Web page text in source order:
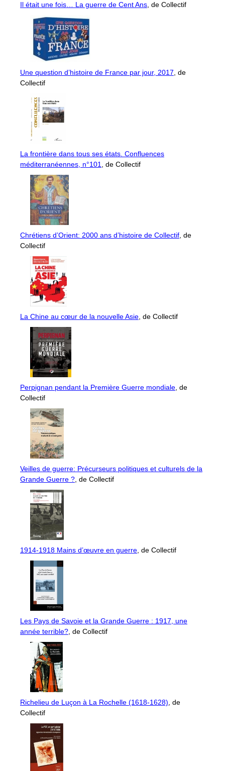
Il était une fois… La guerre de Cent Ans, de Collectif
Une question d’histoire de France par jour, 2017, de
Collectif
La frontière dans tous ses états. Confluences
méditerranéennes, n°101, de Collectif
Chrétiens d’Orient: 2000 ans d’histoire de Collectif, de
Collectif
La Chine au cœur de la nouvelle Asie, de Collectif
Perpignan pendant la Première Guerre mondiale, de
Collectif
Veilles de guerre: Précurseurs politiques et culturels de la
Grande Guerre ?, de Collectif
1914-1918 Mains d’œuvre en guerre, de Collectif
Les Pays de Savoie et la Grande Guerre : 1917, une
année terrible?, de Collectif
Richelieu de Luçon à La Rochelle (1618-1628), de
Collectif